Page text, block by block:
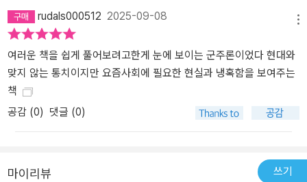
rudals000512 2025-09-08
여러운 책을 쉽게 풀어보려고한게 눈에 보이는 군주론이었다 현대와
맞지 않는 통치이지만 요즘사회에 필요한 현실과 냉혹함을 보여주는
책
공감 (0) 댓글 (0)
마이리뷰 쓰기